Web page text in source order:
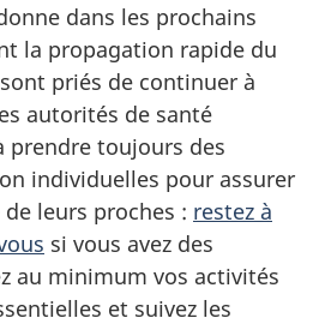
dans les prochains
la propagation rapide du
priés de continuer à
autorités de santé
prendre toujours des
individuelles pour assurer
leurs proches : restez à
si vous avez des
au minimum vos activités
et suivez les